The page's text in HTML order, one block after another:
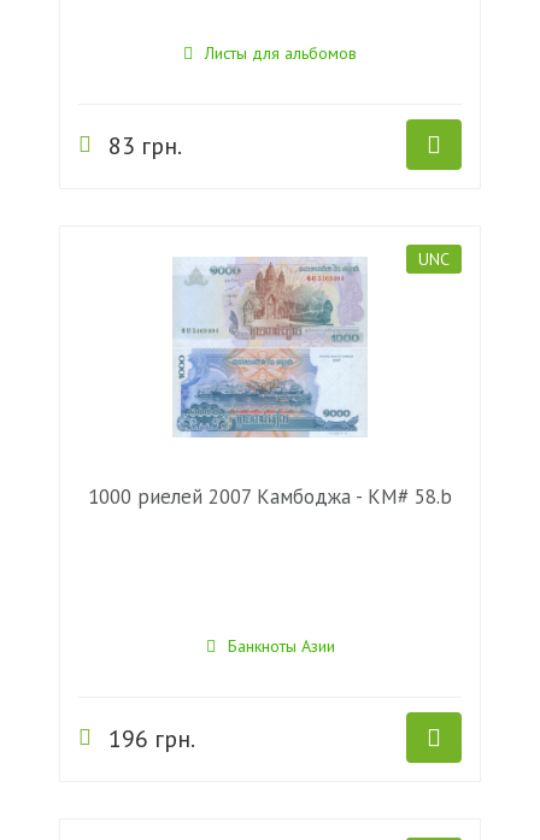
Листы для альбомов
83 грн.
UNC
1000 риелей 2007 Камбоджа - KM# 58.b
Банкноты Азии
196 грн.